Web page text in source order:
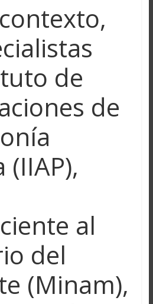
de
de
(IIAP),
al
del
(Minam),